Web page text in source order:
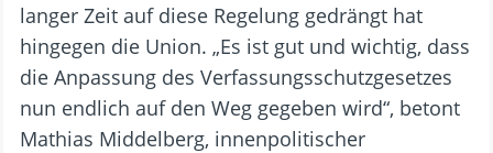
langer Zeit auf diese Regelung gedrängt hat
hingegen die Union. „Es ist gut und wichtig, dass
die Anpassung des Verfassungsschutzgesetzes
nun endlich auf den Weg gegeben wird“, betont
Mathias Middelberg, innenpolitischer